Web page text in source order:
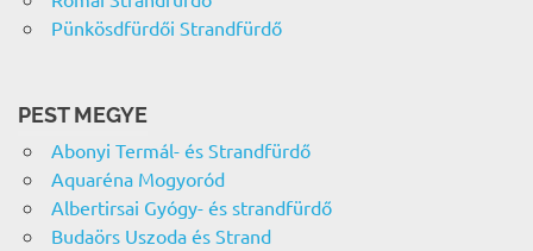
Pünkösdfürdői Strandfürdő
PEST MEGYE
Abonyi Termál- és Strandfürdő
Aquaréna Mogyoród
Albertirsai Gyógy- és strandfürdő
Budaörs Uszoda és Strand